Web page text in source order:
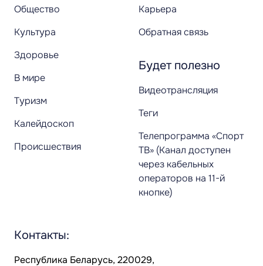
Общество
Культура
Здоровье
В мире
Туризм
Калейдоскоп
Происшествия
Карьера
Обратная связь
Будет полезно
Видеотрансляция
Теги
Телепрограмма «Спорт
ТВ» (Канал доступен
через кабельных
операторов на 11-й
кнопке)
Контакты:
Республика Беларусь, 220029,